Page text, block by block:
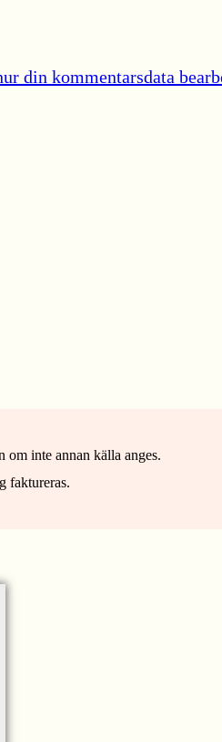
din kommentarsdata
inte annan källa anges.
faktureras.